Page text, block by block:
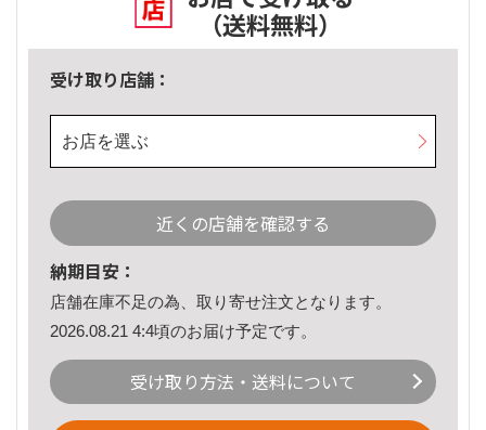
（送料無料）
受け取り店舗：
お店を選ぶ
近くの店舗を確認する
納期目安：
店舗在庫不足の為、取り寄せ注文となります。
2026.08.21 4:4頃のお届け予定です。
受け取り方法・送料について